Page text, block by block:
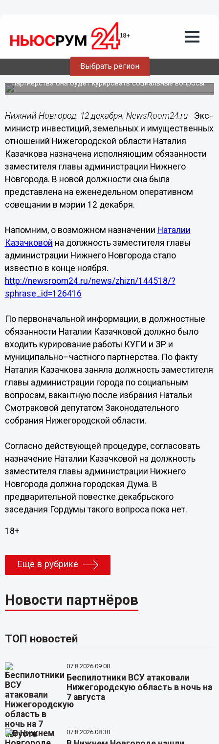
Выбрать регион
Наталия Казачкова назначена и.о.
заместителя главы администрации
Нижнего Новгорода
Вместо работы КУГИ и ЗР и муниципально-частного
партнерства она будет курировать социальные вопросы.
Нижний Новгород. 12 декабря. NewsRoom24.ru - Экс-
министр инвестиций, земельных и имущественных
отношений Нижегородской области Наталия
Казачкова назначена исполняющим обязанности
заместителя главы администрации Нижнего
Новгорода. В новой должности она была
представлена на еженедельном оперативном
совещании в мэрии 12 декабря.
Напомним, о возможном назначении Наталии
Казачковой на должность заместителя главы
администрации Нижнего Новгорода стало
известно в конце ноября.
http://newsroom24.ru/news/zhizn/144518/?
sphrase_id=126416
По первоначальной информации, в должностные
обязанности Наталии Казачковой должно было
входить курирование работы КУГИ и ЗР и
муниципально–частного партнерства. По факту
Наталия Казачкова заняла должность заместителя
главы администрации города по социальным
вопросам, вакантную после избрания Натальи
Смотраковой депутатом Законодательного
собрания Нижегородской области.
Согласно действующей процедуре, согласовать
назначение Наталии Казачковой на должность
заместителя главы администрации Нижнего
Новгорода должна городская Дума. В
предварительной повестке декабрьского
заседания Гордумы такого вопроса пока нет.
18+
Еще в рубрике
Новости партнёров
ТОП новостей
07.8.2026 09:00
Беспилотники ВСУ атаковали
Нижегородскую область в ночь на
7 августа
07.8.2026 08:30